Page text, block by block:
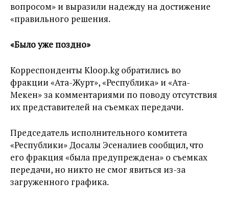
вопросом» и выразили надежду на достижение
«правильного решения.
«Было уже поздно»
Корреспонденты Kloop.kg обратились во
фракции «Ата-Журт», «Республика» и «Ата-
Мекен» за комментариями по поводу отсутствия
их представителей на съемках передачи.
Председатель исполнительного комитета
«Республики» Досалы Эсеналиев сообщил, что
его фракция «была предупреждена» о съемках
передачи, но никто не смог явиться из-за
загруженного графика.